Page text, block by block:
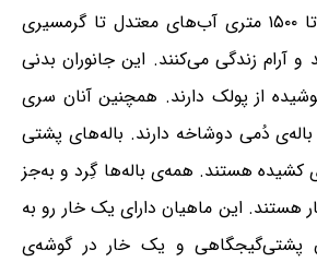
لیزابه‌سران در ژرفای ۱۰۰ تا ۱۵۰۰ متری آب‌های معتدل تا گرمسیری
آرام زندگی می‌کنند. این جانوران بدنی
از پولک دارند. همچنین آنان سری
دُمی دوشاخه دارند. باله‌های پشتی
کشیده هستند. همه‌ی باله‌ها گِرد و به‌جز
هستند. این ماهیان دارای یک خار رو به
پشتی‌گیجگاهی و یک خار در گوشه‌ی